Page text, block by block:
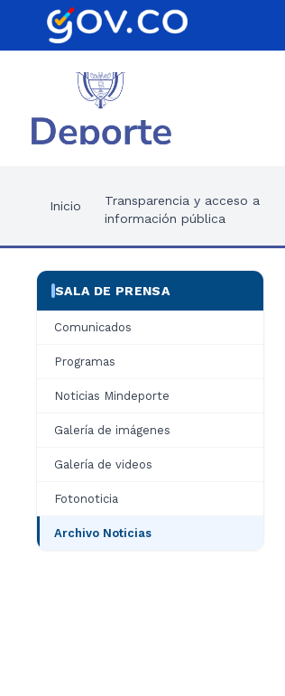
Inicio
Transparencia y acceso a
información pública
SALA DE PRENSA
Comunicados
Programas
Noticias Mindeporte
Galería de imágenes
Galería de videos
Fotonoticia
Archivo Noticias